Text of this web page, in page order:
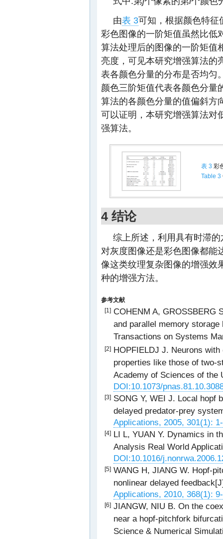
由表 3可知，根据颜色特征
彩色图像的一阶矩值虽然比低
算法处理后的图像的一阶矩值
亮度，可见本研究增强算法的
表各颜色分量的分布是否均匀
颜色三阶矩值代表各颜色分量
算法的各颜色分量的值偏斜方
可以证明，本研究增强算法对
强算法。
表 3 彩
Table 3
4 结论
综上所述，利用具有时滞
对灰度图像还是彩色图像都能
像这类纹理复杂图像的增强效
种的增强方法。
参考文献
[1] COHENM A, GROSSBERG
and parallel memory
Transactions on Systems
[2] HOPFIELDJ J. Neurons
properties like those of two-
Academy of Sciences of the
DOI:10.1073/
[3] SONG Y, WEI J. Local hopf
delayed predator-prey
Applications, 2005, 301(1):
[4] LI L, YUAN Y. Dynamics in
Analysis Real World
DOI:10.1016/
[5] WANG H, JIANG W. Hopf-
nonlinear delayed
Applications, 2010, 368(1):
[6] JIANGW, NIU B. On the
near a hopf-pitchfork
Science & Numerical